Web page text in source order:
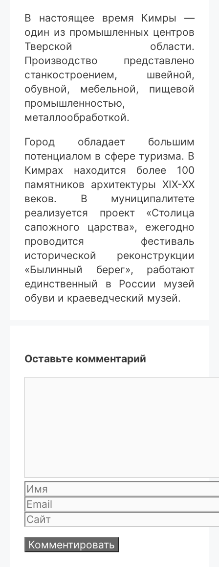
В настоящее время Кимры —
один из промышленных центров
Тверской области.
Производство представлено
станкостроением, швейной,
обувной, мебельной, пищевой
промышленностью,
металлообработкой.
Город обладает большим
потенциалом в сфере туризма. В
Кимрах находится более 100
памятников архитектуры XIX-XX
веков. В муниципалитете
реализуется проект «Столица
сапожного царства», ежегодно
проводится фестиваль
исторической реконструкции
«Былинный берег», работают
единственный в России музей
обуви и краеведческий музей.
Оставьте комментарий
Имя
Email
Сайт